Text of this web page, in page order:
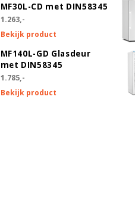
MF30L-CD met DIN58345
1.263,-
Bekijk product
MF140L-GD Glasdeur
met DIN58345
1.785,-
Bekijk product